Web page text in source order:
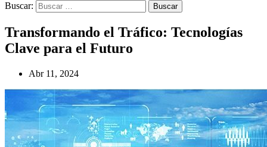
Buscar:
Transformando el Tráfico: Tecnologías
Clave para el Futuro
Abr 11, 2024